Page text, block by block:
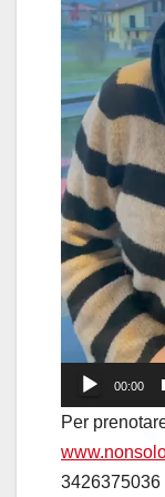
00:00
Per
3426375036